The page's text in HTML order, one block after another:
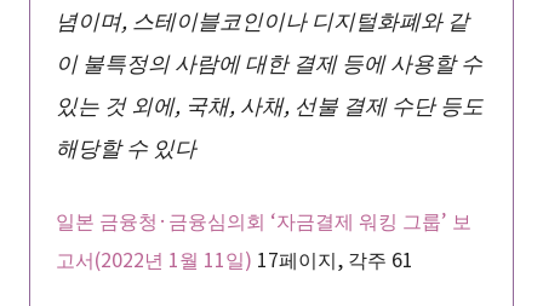
념이며, 스테이블코인이나 디지털화폐와 같
이 불특정의 사람에 대한 결제 등에 사용할 수
있는 것 외에, 국채, 사채, 선불 결제 수단 등도
해당할 수 있다
일본 금융청·금융심의회 ‘자금결제 워킹 그룹’ 보
고서(2022년 1월 11일) 17페이지, 각주 61